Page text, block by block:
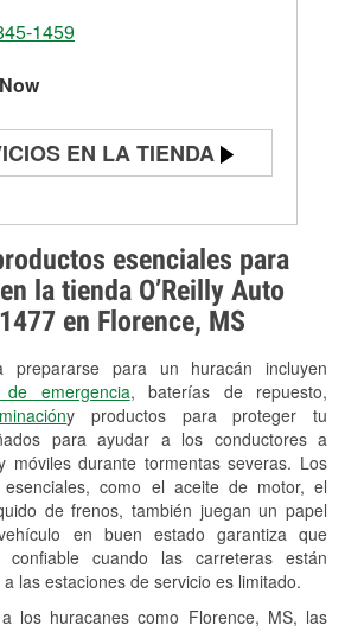
esenciales para
la tienda O’Reilly Auto
en Florence, MS
prepararse para un huracán incluyen
emergencia, baterías de repuesto,
y productos para proteger tu
para ayudar a los conductores a
móviles durante tormentas severas. Los
esenciales, como el aceite de motor, el
de frenos, también juegan un papel
en buen estado garantiza que
cuando las carreteras están
las estaciones de servicio es limitado.
los huracanes como Florence, MS, las
1459
EN LA TIENDA
de alternadores y
de la luz "Check Engine"
de baterías y aceite
de bombillas de faros
de limpiaparabrisas
de Préstamo de
de tambores y discos de